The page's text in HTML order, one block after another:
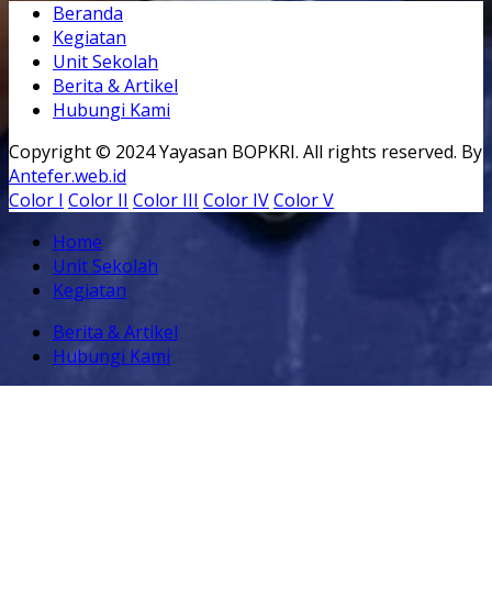
Beranda
Kegiatan
Unit Sekolah
Berita & Artikel
Hubungi Kami
Copyright © 2024 Yayasan BOPKRI. All rights reserved. By
Antefer.web.id
Color I Color II Color III Color IVColor V
Home
Unit Sekolah
Kegiatan
Berita & Artikel
Hubungi Kami